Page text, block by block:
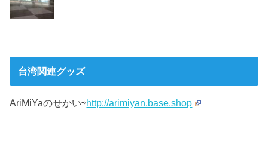
台湾関連グッズ
AriMiYaのせかい⇨http://arimiyan.base.shop